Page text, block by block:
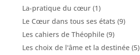
La-pratique du cœur(1)
Le Cœur dans tous ses états (9)
Les cahiers de Théophile(9)
Les choix de l'âme et la destinée(5)